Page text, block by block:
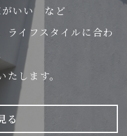
がいい など
ライフスタイルに合わ
たします。
る